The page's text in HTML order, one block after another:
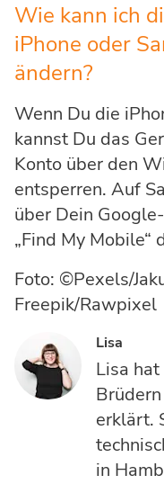
Wie kann ich
iPhone oder
ändern?
Wenn Du die
kannst Du das
Konto über den
entsperren. Auf
über Dein
„Find My Mobile“
Foto: ©Pexels/
Freepik/Rawpixel
Lisa
Lisa
erklärt.
in